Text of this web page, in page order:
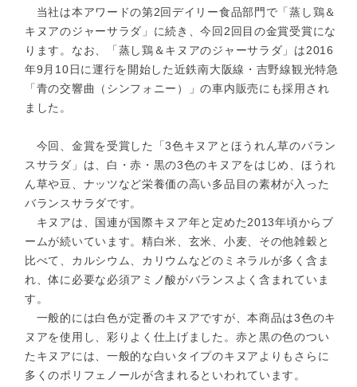
当社は本アワードの第2回デイリー食品部門で「蒸し鶏＆
キヌアのジャーサラダ」に続き、今回2回目の金賞受賞にな
ります。なお、「蒸し鶏＆キヌアのジャーサラダ」は2016
年9月10日に運行を開始した近鉄南大阪線・吉野線観光特急
「青の交響曲（シンフォニー）」の車内販売にも採用され
ました。
今回、金賞を受賞した「3色キヌアとほうれん草のバラン
スサラダ」は、白・赤・黒の3色のキヌアをはじめ、ほうれ
ん草や豆、ナッツなど栄養価の高い多品目の素材が入った
バランスサラダです。
キヌアは、国連が国際キヌア年と定めた2013年頃からブ
ームが続いています。精白米、玄米、小麦、その他雑穀と
比べて、カルシウム、カリウムなどのミネラルが多く含ま
れ、体に必要な必須アミノ酸がバランスよく含まれていま
す。
一般的には白色が定番のキヌアですが、本商品は3色のキ
ヌアを使用し、彩りよく仕上げました。赤と黒の色のつい
たキヌアには、一般的な白いタイプのキヌアよりもさらに
多くのポリフェノールが含まれるといわれています。